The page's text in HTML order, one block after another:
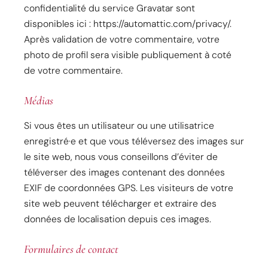
confidentialité du service Gravatar sont
disponibles ici : https://automattic.com/privacy/.
Après validation de votre commentaire, votre
photo de profil sera visible publiquement à coté
de votre commentaire.
Médias
Si vous êtes un utilisateur ou une utilisatrice
enregistré·e et que vous téléversez des images sur
le site web, nous vous conseillons d’éviter de
téléverser des images contenant des données
EXIF de coordonnées GPS. Les visiteurs de votre
site web peuvent télécharger et extraire des
données de localisation depuis ces images.
Formulaires de contact